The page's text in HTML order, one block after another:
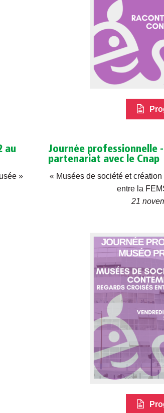
au
»
Journée professionnelle
partenariat avec le Cnap
« Musées de société et
entre la
21